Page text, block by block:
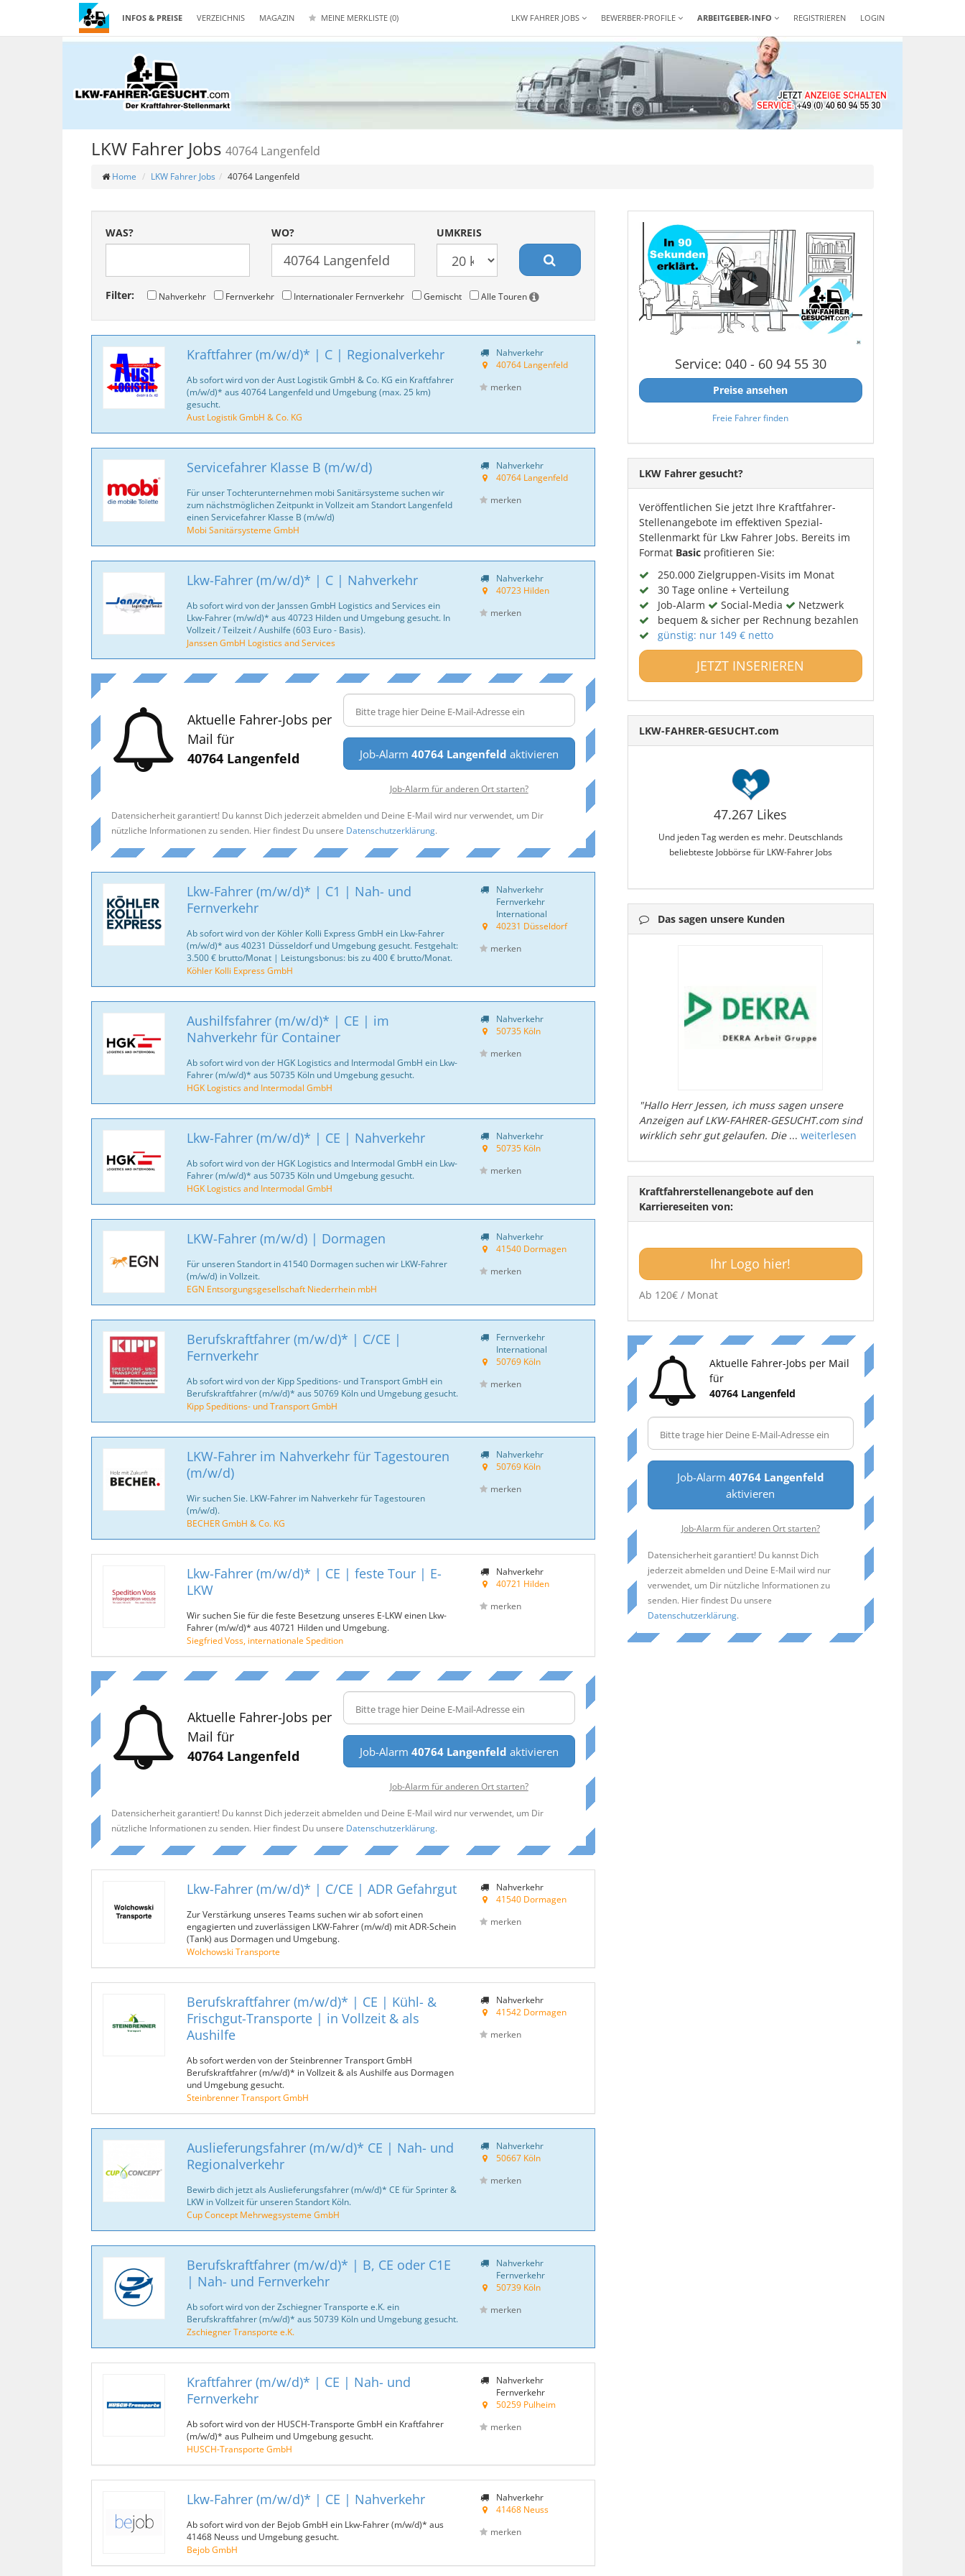
INFOS & PREISE VERZEICHNIS MAGAZIN MEINE MERKLISTE (0) REGISTRIEREN LOGIN
LKW FAHRER JOBS BEWERBER-PROFILE ARBEITGEBER-INFO
LKW Fahrer Jobs 40764 Langenfeld
Home LKW Fahrer Jobs 40764 Langenfeld
WAS? WO? UMKREIS
Filter: Nahverkehr Fernverkehr Internationaler Fernverkehr Gemischt Alle Touren
Kraftfahrer (m/w/d)* | C | Regionalverkehr
Ab sofort wird von der Aust Logistik GmbH & Co. KG ein Kraftfahrer
(m/w/d)* aus 40764 Langenfeld und Umgebung (max. 25 km)
gesucht.
Aust Logistik GmbH & Co. KG
Nahverkehr
40764 Langenfeld
merken
Servicefahrer Klasse B (m/w/d)
Für unser Tochterunternehmen mobi Sanitär­systeme suchen wir
zum nächstmöglichen Zeitpunkt in Vollzeit am Standort Langenfeld
einen Servicefahrer Klasse B (m/w/d)
Mobi Sanitärsysteme GmbH
Nahverkehr
40764 Langenfeld
merken
Lkw-Fahrer (m/w/d)* | C | Nahverkehr
Ab sofort wird von der Janssen GmbH Logistics and Services ein
Lkw-Fahrer (m/w/d)* aus 40723 Hilden und Umgebung gesucht. In
Vollzeit / Teilzeit / Aushilfe (603 Euro - Basis).
Janssen GmbH Logistics and Services
Nahverkehr
40723 Hilden
merken
Aktuelle Fahrer-Jobs per
Mail für
40764 Langenfeld
Job-Alarm 40764 Langenfeld aktivieren
Job-Alarm für anderen Ort starten?
Datensicherheit garantiert! Du kannst Dich jederzeit abmelden und Deine E-Mail wird nur verwendet, um Dir
nützliche Informationen zu senden. Hier findest Du unsere Datenschutzerklärung.
Lkw-Fahrer (m/w/d)* | C1 | Nah- und
Fernverkehr
Ab sofort wird von der Köhler Kolli Express GmbH ein Lkw-Fahrer
(m/w/d)* aus 40231 Düsseldorf und Umgebung gesucht. Festgehalt:
3.500 € brutto/Monat | Leistungsbonus: bis zu 400 € brutto/Monat.
Köhler Kolli Express GmbH
Nahverkehr
Fernverkehr
International
40231 Düsseldorf
merken
Aushilfsfahrer (m/w/d)* | CE | im
Nahverkehr für Container
Ab sofort wird von der HGK Logistics and Intermodal GmbH ein Lkw-
Fahrer (m/w/d)* aus 50735 Köln und Umgebung gesucht.
HGK Logistics and Intermodal GmbH
Nahverkehr
50735 Köln
merken
Lkw-Fahrer (m/w/d)* | CE | Nahverkehr
Ab sofort wird von der HGK Logistics and Intermodal GmbH ein Lkw-
Fahrer (m/w/d)* aus 50735 Köln und Umgebung gesucht.
HGK Logistics and Intermodal GmbH
Nahverkehr
50735 Köln
merken
LKW-Fahrer (m/w/d) | Dormagen
Für unseren Standort in 41540 Dormagen suchen wir LKW-Fahrer
(m/w/d) in Vollzeit.
EGN Entsorgungsgesellschaft Niederrhein mbH
Nahverkehr
41540 Dormagen
merken
Berufskraftfahrer (m/w/d)* | C/CE |
Fernverkehr
Ab sofort wird von der Kipp Speditions- und Transport GmbH ein
Berufskraftfahrer (m/w/d)* aus 50769 Köln und Umgebung gesucht.
Kipp Speditions- und Transport GmbH
Fernverkehr
International
50769 Köln
merken
LKW-Fahrer im Nahverkehr für Tagestouren
(m/w/d)
Wir suchen Sie. LKW-Fahrer im Nahverkehr für Tagestouren
(m/w/d).
BECHER GmbH & Co. KG
Nahverkehr
50769 Köln
merken
Lkw-Fahrer (m/w/d)* | CE | feste Tour | E-
LKW
Wir suchen Sie für die feste Besetzung unseres E-LKW einen Lkw-
Fahrer (m/w/d)* aus 40721 Hilden und Umgebung.
Siegfried Voss, internationale Spedition
Nahverkehr
40721 Hilden
merken
Aktuelle Fahrer-Jobs per
Mail für
40764 Langenfeld
Job-Alarm 40764 Langenfeld aktivieren
Job-Alarm für anderen Ort starten?
Datensicherheit garantiert! Du kannst Dich jederzeit abmelden und Deine E-Mail wird nur verwendet, um Dir
nützliche Informationen zu senden. Hier findest Du unsere Datenschutzerklärung.
Lkw-Fahrer (m/w/d)* | C/CE | ADR Gefahrgut
Zur Verstärkung unseres Teams suchen wir ab sofort einen
engagierten und zuverlässigen LKW-Fahrer (m/w/d) mit ADR-Schein
(Tank) aus Dormagen und Umgebung.
Wolchowski Transporte
Nahverkehr
41540 Dormagen
merken
Berufskraftfahrer (m/w/d)* | CE | Kühl- &
Frischgut-Transporte | in Vollzeit & als
Aushilfe
Ab sofort werden von der Steinbrenner Transport GmbH
Berufskraftfahrer (m/w/d)* in Vollzeit & als Aushilfe aus Dormagen
und Umgebung gesucht.
Steinbrenner Transport GmbH
Nahverkehr
41542 Dormagen
merken
Auslieferungsfahrer (m/w/d)* CE | Nah- und
Regionalverkehr
Bewirb dich jetzt als Auslieferungsfahrer (m/w/d)* CE für Sprinter &
LKW in Vollzeit für unseren Standort Köln.
Cup Concept Mehrwegsysteme GmbH
Nahverkehr
50667 Köln
merken
Berufskraftfahrer (m/w/d)* | B, CE oder C1E
| Nah- und Fernverkehr
Ab sofort wird von der Zschiegner Transporte e.K. ein
Berufskraftfahrer (m/w/d)* aus 50739 Köln und Umgebung gesucht.
Zschiegner Transporte e.K.
Nahverkehr
Fernverkehr
50739 Köln
merken
Kraftfahrer (m/w/d)* | CE | Nah- und
Fernverkehr
Ab sofort wird von der HUSCH-Transporte GmbH ein Kraftfahrer
(m/w/d)* aus Pulheim und Umgebung gesucht.
HUSCH-Transporte GmbH
Nahverkehr
Fernverkehr
50259 Pulheim
merken
Lkw-Fahrer (m/w/d)* | CE | Nahverkehr
Ab sofort wird von der Bejob GmbH ein Lkw-Fahrer (m/w/d)* aus
41468 Neuss und Umgebung gesucht.
Bejob GmbH
Nahverkehr
41468 Neuss
merken
Service: 040 - 60 94 55 30
Preise ansehen
Freie Fahrer finden
LKW Fahrer gesucht?
Veröffentlichen Sie jetzt Ihre Kraftfahrer-
Stellenangebote im effektiven Spezial-
Stellenmarkt für Lkw Fahrer Jobs. Bereits im
Format Basicprofitieren Sie:
250.000 Zielgruppen-Visits im Monat
30 Tage online + Verteilung
Job-Alarm
Social-Media
Netzwerk
bequem & sicher per Rechnung bezahlen
günstig: nur 149 € netto
JETZT INSERIEREN
LKW-FAHRER-GESUCHT.com
47.267 Likes
Und jeden Tag werden es mehr. Deutschlands
beliebteste Jobbörse für LKW-Fahrer Jobs
Das sagen unsere Kunden
"Hallo Herr Jessen, ich muss sagen unsere
Anzeigen auf LKW-FAHRER-GESUCHT.com sind
wirklich sehr gut gelaufen. Die... weiterlesen
Kraftfahrerstellenangebote auf den
Karriereseiten von:
Ihr Logo hier!
Ab 120€ / Monat
Aktuelle Fahrer-Jobs per Mail
für
40764 Langenfeld
Job-Alarm 40764 Langenfeld
aktivieren
Job-Alarm für anderen Ort starten?
Datensicherheit garantiert! Du kannst Dich
jederzeit abmelden und Deine E-Mail wird nur
verwendet, um Dir nützliche Informationen zu
senden. Hier findest Du unsere
Datenschutzerklärung.